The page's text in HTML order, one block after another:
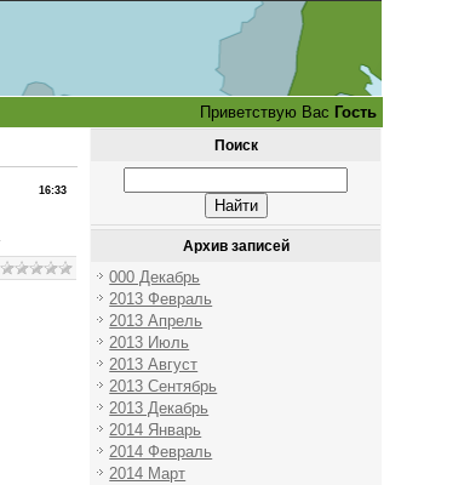
Приветствую Вас Гость
16:33
Поиск
Архив записей
000 Декабрь
2013 Февраль
2013 Апрель
2013 Июль
2013 Август
2013 Сентябрь
2013 Декабрь
2014 Январь
2014 Февраль
2014 Март